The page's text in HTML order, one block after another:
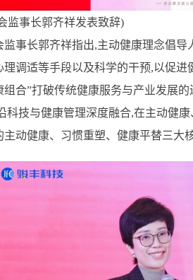
监事长郭齐祥发表致辞)
监事长郭齐祥指出,主动健康理念倡
理调适等手段以及科学的干预,以促
组合”打破传统健康服务与产业发展
科技与健康管理深度融合,在主动健
动健康、习惯重塑、健康平替三大